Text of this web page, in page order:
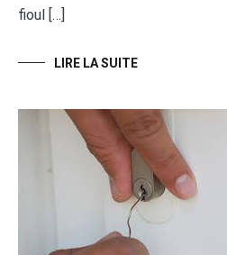
fioul […]
LIRE LA SUITE